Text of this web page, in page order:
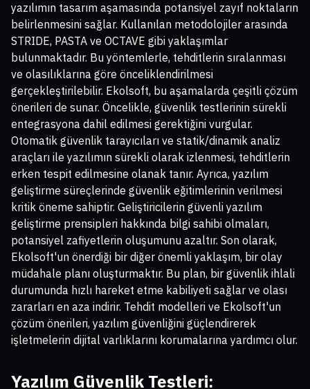
yazılımın tasarım aşamasında potansiyel zayıf noktaların
belirlenmesini sağlar. Kullanılan metodolojiler arasında
STRIDE, PASTA ve OCTAVE gibi yaklaşımlar
bulunmaktadır. Bu yöntemlerle, tehditlerin sıralanması
ve olasılıklarına göre önceliklendirilmesi
gerçekleştirilebilir. Ekolsoft, bu aşamalarda çeşitli çözüm
önerileri de sunar. Öncelikle, güvenlik testlerinin sürekli
entegrasyona dahil edilmesi gerektiğini vurgular.
Otomatik güvenlik tarayıcıları ve statik/dinamik analiz
araçları ile yazılımın sürekli olarak izlenmesi, tehditlerin
erken tespit edilmesine olanak tanır. Ayrıca, yazılım
geliştirme süreçlerinde güvenlik eğitimlerinin verilmesi
kritik öneme sahiptir. Geliştiricilerin güvenli yazılım
geliştirme prensipleri hakkında bilgi sahibi olmaları,
potansiyel zafiyetlerin oluşumunu azaltır. Son olarak,
Ekolsoft'un önerdiği bir diğer önemli yaklaşım, bir olay
müdahale planı oluşturmaktır. Bu plan, bir güvenlik ihlali
durumunda hızlı hareket etme kabiliyeti sağlar ve olası
zararları en aza indirir. Tehdit modelleri ve Ekolsoft'un
çözüm önerileri, yazılım güvenliğini güçlendirerek
işletmelerin dijital varlıklarını korumalarına yardımcı olur.
Yazılım Güvenlik Testleri: